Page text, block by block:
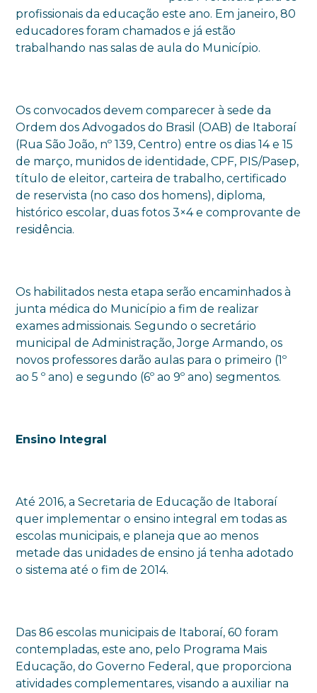
profissionais da educação este ano. Em janeiro, 80
educadores foram chamados e já estão
trabalhando nas salas de aula do Município.
Os convocados devem comparecer à sede da
Ordem dos Advogados do Brasil (OAB) de Itaboraí
(Rua São João, nº 139, Centro) entre os dias 14 e 15
de março, munidos de identidade, CPF, PIS/Pasep,
título de eleitor, carteira de trabalho, certificado
de reservista (no caso dos homens), diploma,
histórico escolar, duas fotos 3×4 e comprovante de
residência.
Os habilitados nesta etapa serão encaminhados à
junta médica do Município a fim de realizar
exames admissionais. Segundo o secretário
municipal de Administração, Jorge Armando, os
novos professores darão aulas para o primeiro (1º
ao 5 º ano) e segundo (6º ao 9º ano) segmentos.
Ensino Integral
Até 2016, a Secretaria de Educação de Itaboraí
quer implementar o ensino integral em todas as
escolas municipais, e planeja que ao menos
metade das unidades de ensino já tenha adotado
o sistema até o fim de 2014.
Das 86 escolas municipais de Itaboraí, 60 foram
contempladas, este ano, pelo Programa Mais
Educação, do Governo Federal, que proporciona
atividades complementares, visando a auxiliar na